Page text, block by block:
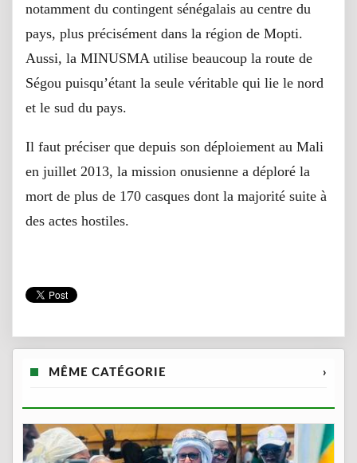
notamment du contingent sénégalais au centre du
pays, plus précisément dans la région de Mopti.
Aussi, la MINUSMA utilise beaucoup la route de
Ségou puisqu’étant la seule véritable qui lie le nord
et le sud du pays.
Il faut préciser que depuis son déploiement au Mali
en juillet 2013, la mission onusienne a déploré la
mort de plus de 170 casques dont la majorité suite à
des actes hostiles.
MÊME CATÉGORIE ›